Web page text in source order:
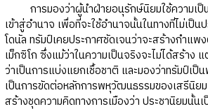
การมองว่าผู้นำฝ่ายอนุรักษ์นิยมใช้ความเป็น
เข้าสู่อำนาจ เพื่อที่จะใช้อำนาจนั้นในทางที่ไม่เป็น
โดนัล ทรัมป์เคยประกาศชัดเจนว่าจะสร้างกำแ
เม็กซิโก ซึ่งแม้ว่าในความเป็นจริงจะไม่ได้สร้าง
ว่าเป็นการแบ่งแยกเชื้อชาติ และมองว่าทรัมป์เ
เป็นการขัดต่อหลักการพหุวัฒนธรรมของเสรีนิย
สร้างชุดความคิดทางการเมืองว่า ประชานิยมนั้น